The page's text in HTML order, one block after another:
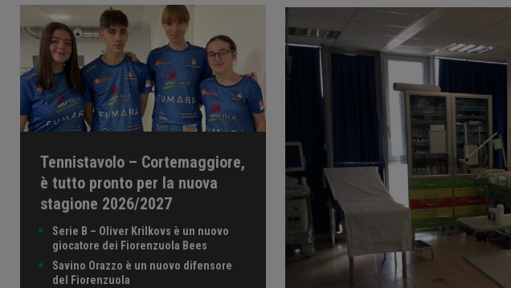
Tennistavolo – Cortemaggiore,
è tutto pronto per la nuova
stagione 2026/2027
Serie B – Oliver Krilkovs è un nuovo
giocatore dei Fiorenzuola Bees
Savino Orazzo è un nuovo difensore
del Fiorenzuola